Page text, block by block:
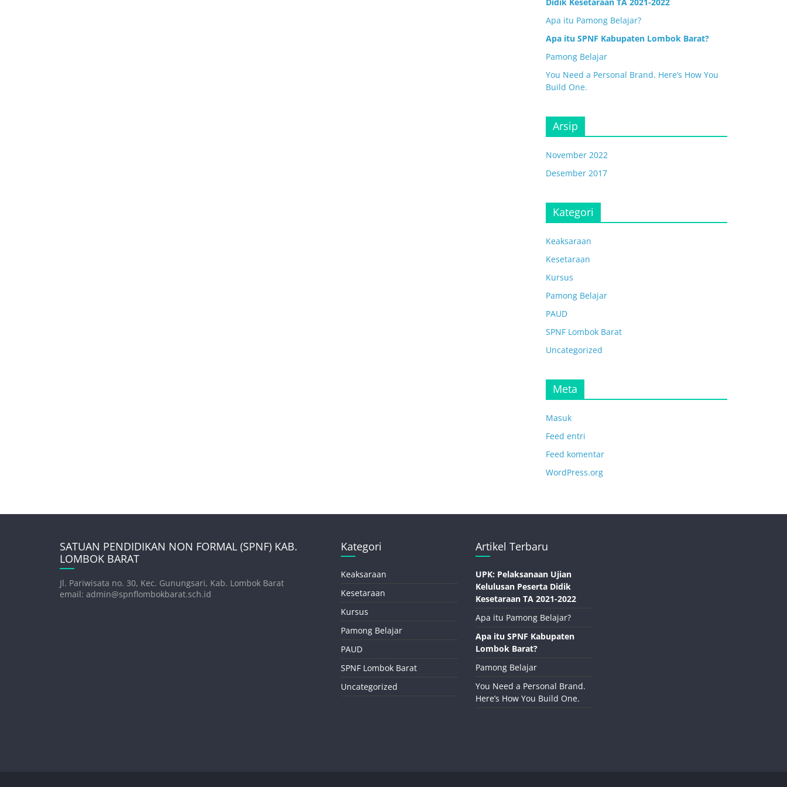
Apa itu Pamong Belajar?
Apa itu SPNF Kabupaten Lombok Barat?
Pamong Belajar
You Need a Personal Brand. Here’s How You
Build One.
Arsip
November 2022
Desember 2017
Kategori
Keaksaraan
Kesetaraan
Kursus
Pamong Belajar
PAUD
SPNF Lombok Barat
Uncategorized
Meta
Masuk
Feed entri
Feed komentar
WordPress.org
SATUAN PENDIDIKAN NON FORMAL (SPNF) KAB.
LOMBOK BARAT
Jl. Pariwisata no. 30, Kec. Gunungsari, Kab. Lombok Barat
email: admin@spnflombokbarat.sch.id
Kategori
Keaksaraan
Kesetaraan
Kursus
Pamong Belajar
PAUD
SPNF Lombok Barat
Uncategorized
Artikel Terbaru
UPK: Pelaksanaan Ujian
Kelulusan Peserta Didik
Kesetaraan TA 2021-2022
Apa itu Pamong Belajar?
Apa itu SPNF Kabupaten
Lombok Barat?
Pamong Belajar
You Need a Personal Brand.
Here’s How You Build One.